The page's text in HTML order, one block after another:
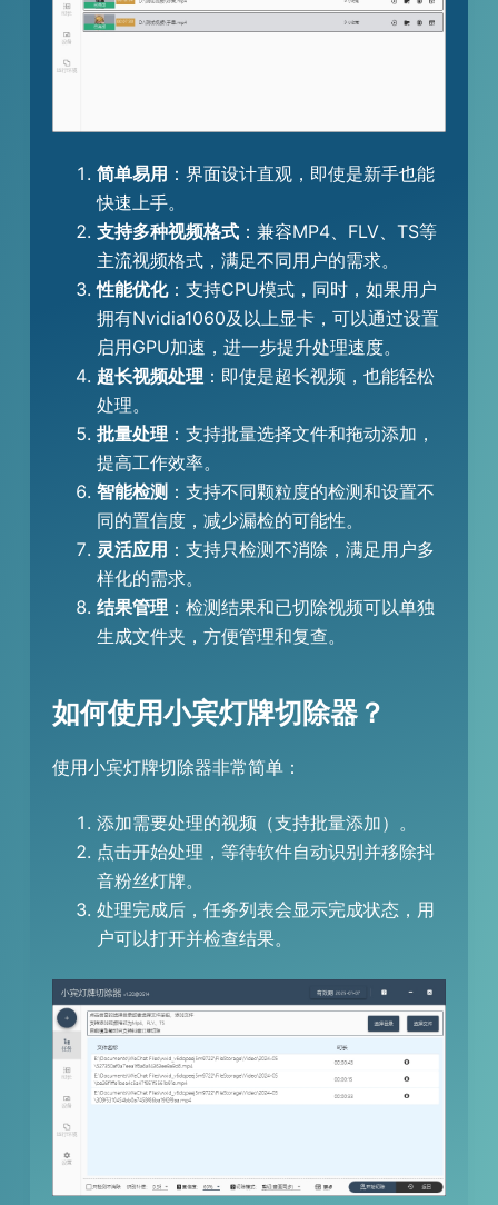
简单易用 ：界面设计直观，即使是新手也能
快速上手。
支持多种视频格式：兼容MP4、FLV、TS等
主流视频格式，满足不同用户的需求。
性能优化：支持CPU模式，同时，如果用户
拥有Nvidia1060及以上显卡，可以通过设置
启用GPU加速，进一步提升处理速度。
超长视频处理 ：即使是超长视频，也能轻松
处理。
批量处理 ：支持批量选择文件和拖动添加，
提高工作效率。
智能检测 ：支持不同颗粒度的检测和设置不
同的置信度，减少漏检的可能性。
灵活应用 ：支持只检测不消除，满足用户多
样化的需求。
结果管理 ：检测结果和已切除视频可以单独
生成文件夹，方便管理和复查。
如何使用小宾灯牌切除器？
使用小宾灯牌切除器非常简单：
添加需要处理的视频（支持批量添加）。
点击开始处理，等待软件自动识别并移除抖
音粉丝灯牌。
处理完成后，任务列表会显示完成状态，用
户可以打开并检查结果。